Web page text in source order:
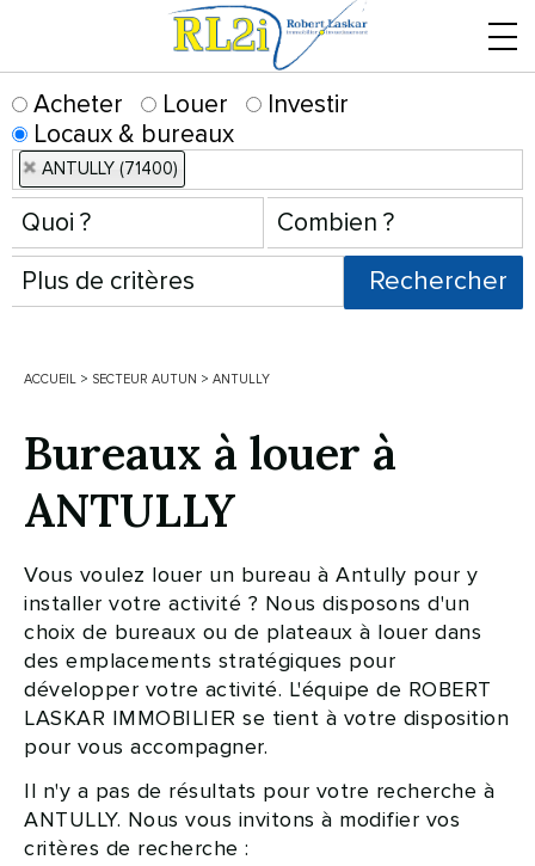
Acheter Louer
Investir
Locaux & bureaux
ANTULLY (71400)
ACCUEIL > SECTEUR AUTUN > ANTULLY
Bureaux à louer à
ANTULLY
Vous voulez louer un bureau à Antully pour y
installer votre activité ? Nous disposons d'un
choix de bureaux ou de plateaux à louer dans
des emplacements stratégiques pour
développer votre activité. L'équipe de ROBERT
LASKAR IMMOBILIER se tient à votre disposition
pour vous accompagner.
Il n'y a pas de résultats pour votre recherche à
ANTULLY. Nous vous invitons à modifier vos
critères de recherche :